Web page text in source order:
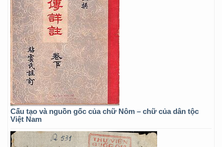
Cấu tạo và nguồn gốc của chữ Nôm – chữ của dân tộc
Việt Nam